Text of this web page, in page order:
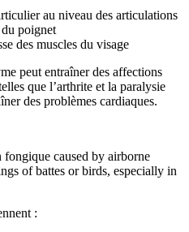
au niveau des articulations
poignet
des muscles du visage
peut entraîner des affections
que l’arthrite et la paralysie
des problèmes cardiaques.
fongique caused by airborne
of battes or birds, especially in
: